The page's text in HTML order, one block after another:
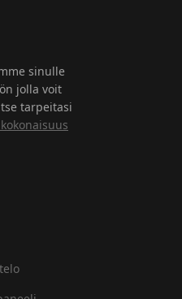
sinulle
jolla voit
tarpeitasi